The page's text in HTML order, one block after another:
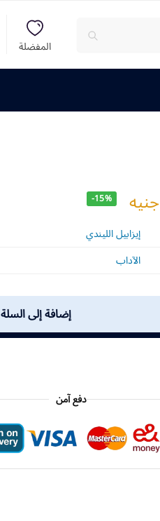
المفضلة
جنيه -15%
إيزابيل الليندي
الآداب
إضافة إلى السلة
دفع آمن